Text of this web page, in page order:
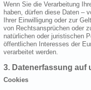
Wenn Sie die Verarbeitung
haben, dürfen diese Daten –
Ihrer Einwilligung oder zur
von Rechtsansprüchen oder
natürlichen oder juristischen
öffentlichen Interesses der
verarbeitet werden.
3. Datenerfassung auf
Cookies